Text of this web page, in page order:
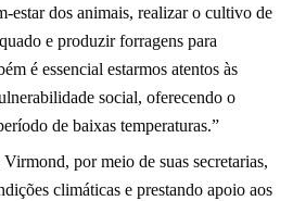
estar dos animais, realizar o cultivo de
e produzir forragens para
é essencial estarmos atentos às
social, oferecendo o
de baixas temperaturas.”
por meio de suas secretarias,
climáticas e prestando apoio aos